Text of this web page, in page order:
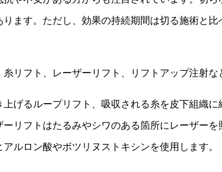
ます。ただし、効果の持続期間は切る施術と
リフト、レーザーリフト、リフトアップ注射な
げるループリフト、吸収される糸を皮下組織
リフトはたるみやシワのある箇所にレーザー
ルロン酸やボツリヌストキシンを使用します。